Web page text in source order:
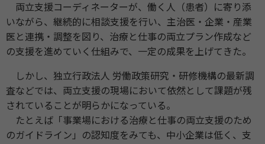
両立支援コーディネーターが、働く人（患者）に寄り添
いながら、継続的に相談支援を行い、主治医・企業・産業
医と連携・調整を図り、治療と仕事の両立プラン作成など
の支援を進めていく仕組みで、一定の成果を上げてきた。
しかし、独立行政法人 労働政策研究・研修機構の最新調
査などでは、両立支援の現場において依然として課題が残
されていることが明らかになっている。
たとえば「事業場における治療と仕事の両立支援のため
のガイドライン」の認知度をみても、中小企業は低く、支